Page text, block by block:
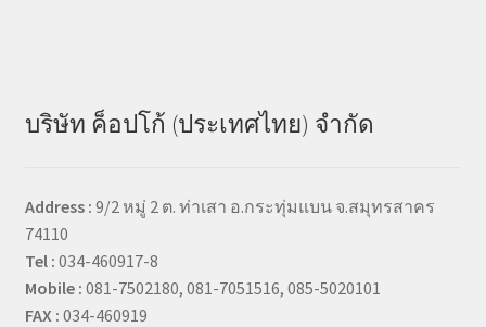
บริษัท ค็อปโก้ (ประเทศไทย) จำกัด
Address : 9/2 หมู่ 2 ต. ท่าเสา อ.กระทุ่มแบน จ.สมุทรสาคร
74110
Tel : 034-460917-8
Mobile : 081-7502180, 081-7051516, 085-5020101
FAX : 034-460919